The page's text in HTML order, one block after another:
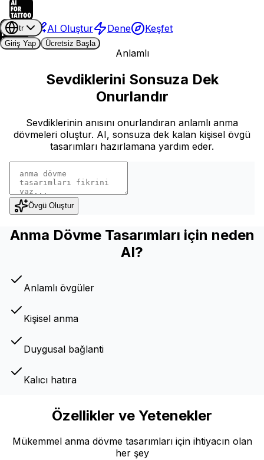
AI Oluştur Dene Keşfet
tr
Giriş Yap
Ücretsiz Başla
Anlamlı
Sevdiklerini Sonsuza Dek
Onurlandır
Sevdiklerinin anısını onurlandıran anlamlı anma
dövmeleri oluştur. AI, sonsuza dek kalan kişisel övgü
tasarımları hazırlamana yardım eder.
Övgü Oluştur
Anma Dövme Tasarımları için neden
AI?
Anlamlı övgüler
Kişisel anma
Duygusal bağlanti
Kalıcı hatıra
Özellikler ve Yetenekler
Mükemmel anma dövme tasarımları için ihtiyacın olan
her şey